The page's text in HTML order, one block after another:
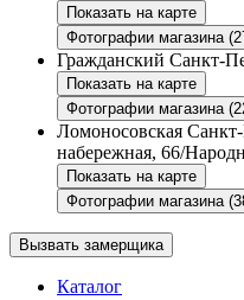
Показать на карте
Фотографии магазина
Гражданский Санкт-
Показать на карте
Фотографии магазина
Ломоносовская Санкт-
набережная, 66/
Показать на карте
Фотографии магазина
Вызвать замерщика
Каталог